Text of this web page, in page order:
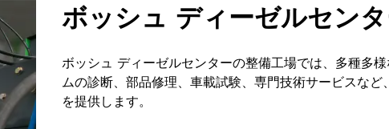
ボッシュ ディーゼルセン
ボッシュ ディーゼルセンターの整備工場では、多種多
ムの診断、部品修理、車載試験、専門技術サービスなど
を提供します。